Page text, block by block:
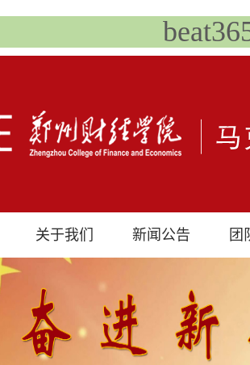
关于我们 新闻公告 团